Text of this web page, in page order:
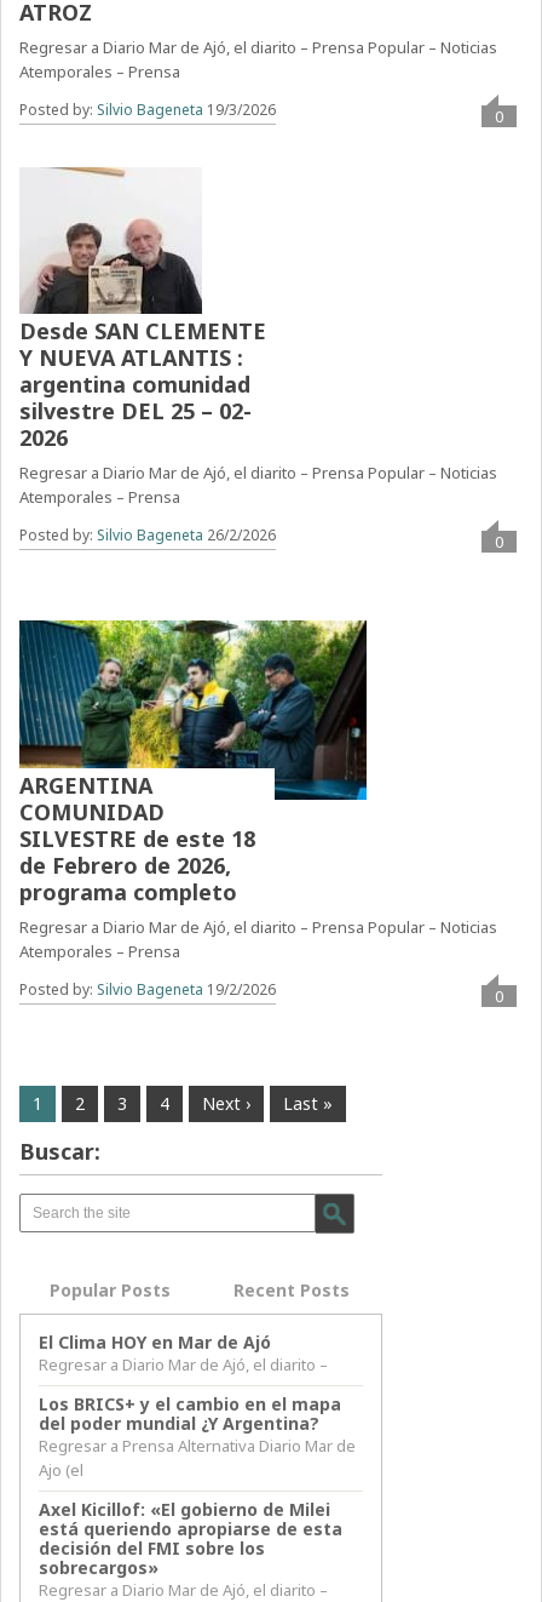
ATROZ
Regresar a Diario Mar de Ajó, el diarito – Prensa Popular – Noticias
Atemporales – Prensa
Posted by: Silvio Bageneta 19/3/2026 0
Desde SAN CLEMENTE
Y NUEVA ATLANTIS :
argentina comunidad
silvestre DEL 25 – 02-
2026
Regresar a Diario Mar de Ajó, el diarito – Prensa Popular – Noticias
Atemporales – Prensa
Posted by: Silvio Bageneta 26/2/2026 0
ARGENTINA
COMUNIDAD
SILVESTRE de este 18
de Febrero de 2026,
programa completo
Regresar a Diario Mar de Ajó, el diarito – Prensa Popular – Noticias
Atemporales – Prensa
Posted by: Silvio Bageneta 19/2/2026 0
1 2 3 4 Next › Last »
Buscar:
Popular Posts Recent Posts
El Clima HOY en Mar de Ajó
Regresar a Diario Mar de Ajó, el diarito –
Los BRICS+ y el cambio en el mapa
del poder mundial ¿Y Argentina?
Regresar a Prensa Alternativa Diario Mar de
Ajo (el
Axel Kicillof: «El gobierno de Milei
está queriendo apropiarse de esta
decisión del FMI sobre los
sobrecargos»
Regresar a Diario Mar de Ajó, el diarito –